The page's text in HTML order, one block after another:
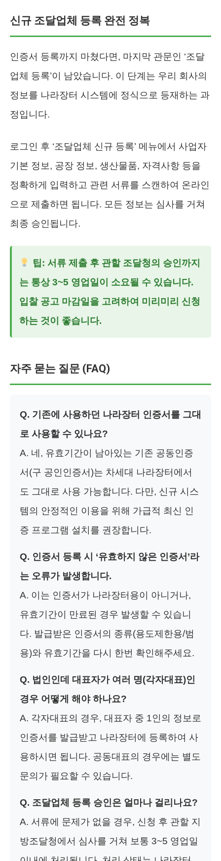
신규 조달업체 등록 완전 정복
인증서 등록까지 마쳤다면, 마지막 관문인 ‘조달
업체 등록’이 남았습니다. 이 단계는 우리 회사의
정보를 나라장터 시스템에 정식으로 등재하는 과
정입니다.
로그인 후 ‘조달업체 신규 등록’ 메뉴에서 사업자
기본 정보, 공장 정보, 생산물품, 자격사항 등을
정확하게 입력하고 관련 서류를 스캔하여 온라인
으로 제출하면 됩니다. 모든 정보는 심사를 거쳐
최종 승인됩니다.
팁: 서류 제출 후 관할 조달청의 승인까지
는 통상 3~5 영업일이 소요될 수 있습니다.
입찰 공고 마감일을 고려하여 미리미리 신청
하는 것이 좋습니다.
자주 묻는 질문 (FAQ)
Q. 기존에 사용하던 나라장터 인증서를 그대
로 사용할 수 있나요?
A. 네, 유효기간이 남아있는 기존 공동인증
서(구 공인인증서)는 차세대 나라장터에서
도 그대로 사용 가능합니다. 다만, 신규 시스
템의 안정적인 이용을 위해 가급적 최신 인
증 프로그램 설치를 권장합니다.
Q. 인증서 등록 시 ‘유효하지 않은 인증서’라
는 오류가 발생합니다.
A. 이는 인증서가 나라장터용이 아니거나,
유효기간이 만료된 경우 발생할 수 있습니
다. 발급받은 인증서의 종류(용도제한용/범
용)와 유효기간을 다시 한번 확인해주세요.
Q. 법인인데 대표자가 여러 명(각자대표)인
경우 어떻게 해야 하나요?
A. 각자대표의 경우, 대표자 중 1인의 정보로
인증서를 발급받고 나라장터에 등록하여 사
용하시면 됩니다. 공동대표의 경우에는 별도
문의가 필요할 수 있습니다.
Q. 조달업체 등록 승인은 얼마나 걸리나요?
A. 서류에 문제가 없을 경우, 신청 후 관할 지
방조달청에서 심사를 거쳐 보통 3~5 영업일